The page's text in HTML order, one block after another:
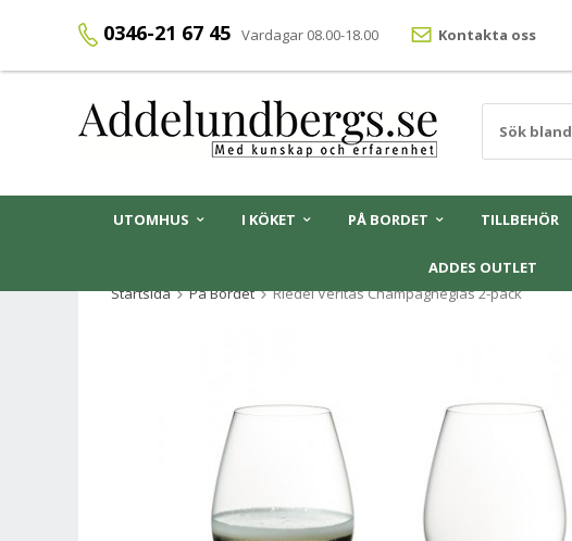
0346-21 67 45 Vardagar 08.00-18.00 Kontakta oss
UTOMHUS I KÖKET PÅ BORDET TILLBEHÖR
ADDES OUTLET
Startsida
På Bordet Riedel Veritas Champagneglas 2-pack